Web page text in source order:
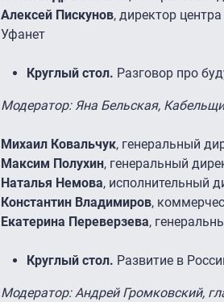
Алексей Пискунов, директор
Уфанет
Круглый стол. Разговор про
Модератор: Яна Бельская,
Михаил Ковальчук, генеральный
Максим Полухин, генеральный
Наталья Немова, исполнительный
Константин Владимиров,
Екатерина Переверзева,
Круглый стол. Развитие в
Модератор: Андрей Громковский,